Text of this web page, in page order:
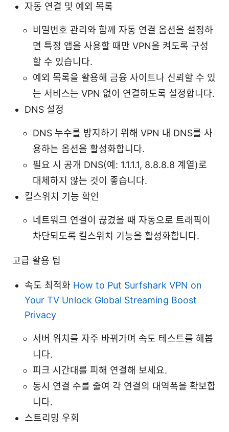
자동 연결 및 예외 목록
비밀번호 관리와 함께 자동 연결 옵션을 설정하
면 특정 앱을 사용할 때만 VPN을 켜도록 구성
할 수 있습니다.
예외 목록을 활용해 금융 사이트나 신뢰할 수 있
는 서비스는 VPN 없이 연결하도록 설정합니다.
DNS 설정
DNS 누수를 방지하기 위해 VPN 내 DNS를 사
용하는 옵션을 활성화합니다.
필요 시 공개 DNS(예: 1.1.1.1, 8.8.8.8 계열)로
대체하지 않는 것이 좋습니다.
킬스위치 기능 확인
네트워크 연결이 끊겼을 때 자동으로 트래픽이
차단되도록 킬스위치 기능을 활성화합니다.
고급 활용 팁
속도 최적화 How to Put Surfshark VPN on
Your TV Unlock Global Streaming Boost
Privacy
서버 위치를 자주 바꿔가며 속도 테스트를 해봅
니다.
피크 시간대를 피해 연결해 보세요.
동시 연결 수를 줄여 각 연결의 대역폭을 확보합
니다.
스트리밍 우회